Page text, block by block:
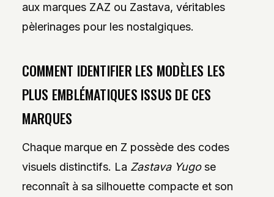
aux marques ZAZ ou Zastava, véritables
pèlerinages pour les nostalgiques.
COMMENT IDENTIFIER LES MODÈLES LES
PLUS EMBLÉMATIQUES ISSUS DE CES
MARQUES
Chaque marque en Z possède des codes
visuels distinctifs. La Zastava Yugose
reconnaît à sa silhouette compacte et son